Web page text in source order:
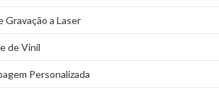
Gravação a Laser
de Vinil
Personalizada